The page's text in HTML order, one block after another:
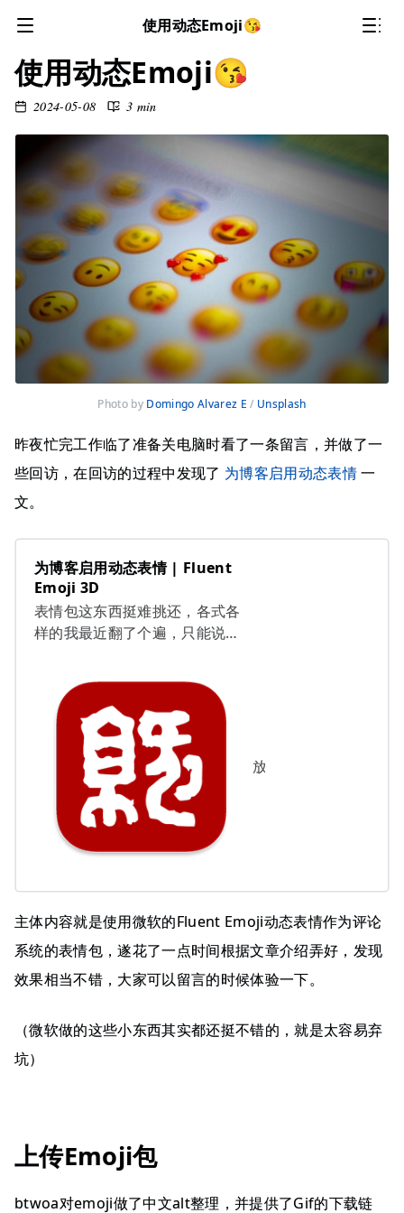
使用动态Emoji😘
使用动态Emoji😘
2024-05-08 3 min
Photo by Domingo Alvarez E / Unsplash
昨夜忙完工作临了准备关电脑时看了一条留言，并做了一
些回访，在回访的过程中发现了 为博客启用动态表情一
文。
为博客启用动态表情 | Fluent
Emoji 3D
表情包这东西挺难挑还，各式各
样的我最近翻了个遍，只能说
它一个表情几个变体，总量直逼
2000+，我个小博客用属实牛鼎
烹鸡，高攀了昂。只得挑些常用
的整理汇总，现已适配
Twikoo、Artalk、Waline、
Valine 介绍 引用站外链接
放养平凡
主体内容就是使用微软的Fluent Emoji动态表情作为评论
系统的表情包，遂花了一点时间根据文章介绍弄好，发现
效果相当不错，大家可以留言的时候体验一下。
（微软做的这些小东西其实都还挺不错的，就是太容易弃
坑）
上传Emoji包
btwoa对emoji做了中文alt整理，并提供了Gif的下载链